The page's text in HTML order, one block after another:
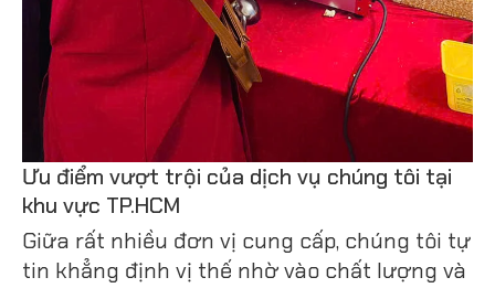
Ưu điểm vượt trội của dịch vụ chúng tôi tại
khu vực TP.HCM
Giữa rất nhiều đơn vị cung cấp, chúng tôi tự
tin khẳng định vị thế nhờ vào chất lượng và